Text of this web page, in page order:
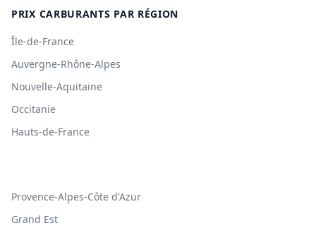
PRIX CARBURANTS PAR RÉGION
Île-de-France
Auvergne-Rhône-Alpes
Nouvelle-Aquitaine
Occitanie
Hauts-de-France
Provence-Alpes-Côte d'Azur
Grand Est